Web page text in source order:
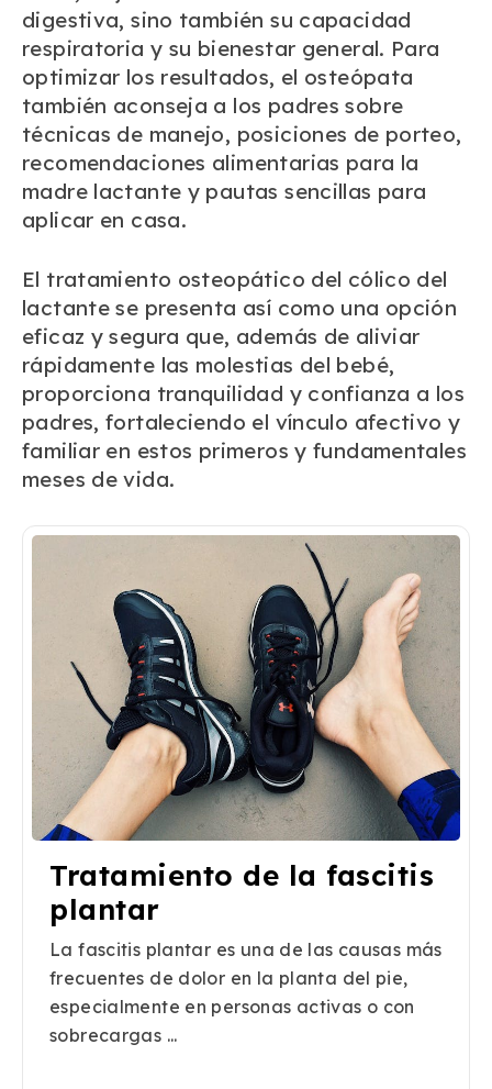
digestiva, sino también su capacidad
respiratoria y su bienestar general. Para
optimizar los resultados, el osteópata
también aconseja a los padres sobre
técnicas de manejo, posiciones de porteo,
recomendaciones alimentarias para la
madre lactante y pautas sencillas para
aplicar en casa.
El tratamiento osteopático del cólico del
lactante se presenta así como una opción
eficaz y segura que, además de aliviar
rápidamente las molestias del bebé,
proporciona tranquilidad y confianza a los
padres, fortaleciendo el vínculo afectivo y
familiar en estos primeros y fundamentales
meses de vida.
Tratamiento de la fascitis
plantar
La fascitis plantar es una de las causas más
frecuentes de dolor en la planta del pie,
especialmente en personas activas o con
sobrecargas ...